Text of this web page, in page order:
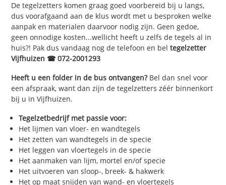
De tegelzetters komen graag goed voorbereid bij u langs,
dus voorafgaand aan de klus wordt met u besproken welke
aanpak en materialen daarvoor nodig zijn. Geen gedoe,
geen onnodige kosten...wellicht heeft u zelfs de tegels al in
huis?! Pak dus vandaag nog de telefoon en beltegelzetter
Vijfhuizen ☎ 072-2001293
Heeft u een folder in de bus ontvangen?Bel dan snel voor
een afspraak, want dan zijn de tegelzetters zéér binnenkort
bij u in Vijfhuizen.
Tegelzetbedrijf met passie voor:
Het lijmen van vloer- en wandtegels
Het zetten van wandtegels in de specie
Het leggen van vloertegels in de specie
Het aanmaken van lijm, mortel en/of specie
Het uitvoeren van sloop-, breek- & hakwerk
Het op maat snijden van wand- en vloertegels